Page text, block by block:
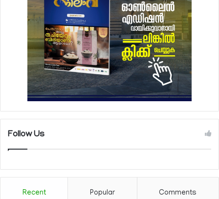
Follow Us
Recent Popular Comments